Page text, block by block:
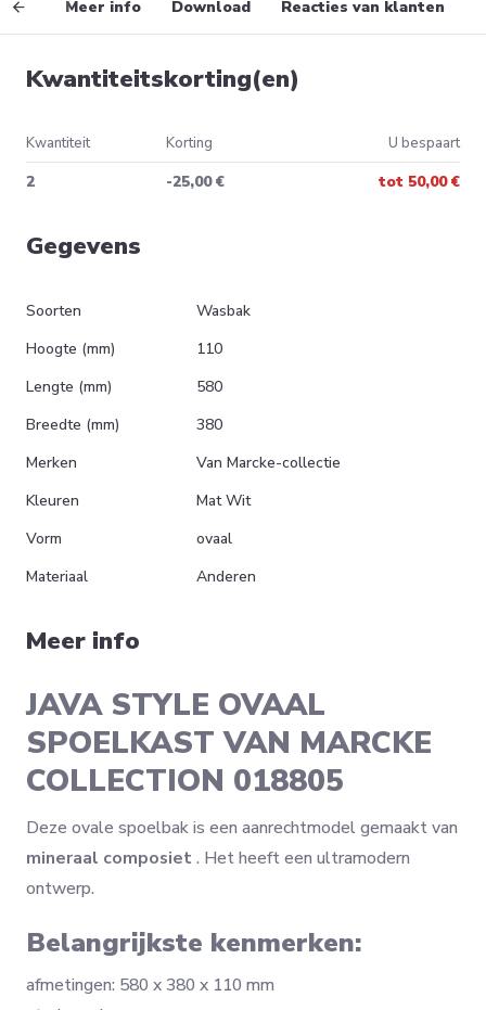
Meer info Download Reacties van klanten
Kwantiteitskorting(en)
Kwantiteit Korting U bespaart
2 -25,00 € tot 50,00 €
Gegevens
Soorten
Wasbak
Hoogte (mm)
110
Lengte (mm)
580
Breedte (mm)
380
Merken
Van Marcke-collectie
Kleuren
Mat Wit
Vorm
ovaal
Materiaal
Anderen
Meer info
JAVA STYLE OVAAL
SPOELKAST VAN MARCKE
COLLECTION 018805
Deze ovale spoelbak is een aanrechtmodel gemaakt van
mineraal composiet. Het heeft een ultramodern
ontwerp.
Belangrijkste kenmerken:
afmetingen: 580 x 380 x 110 mm